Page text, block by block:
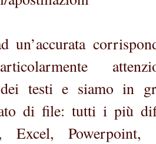
un’accurata
dei testi e siamo in
di file: tutti i più
Excel,